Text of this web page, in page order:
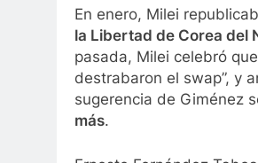
En enero, Milei
la Libertad de Corea del
pasada, Milei celebró
destrabaron el swap”, y
sugerencia de Giménez
más.